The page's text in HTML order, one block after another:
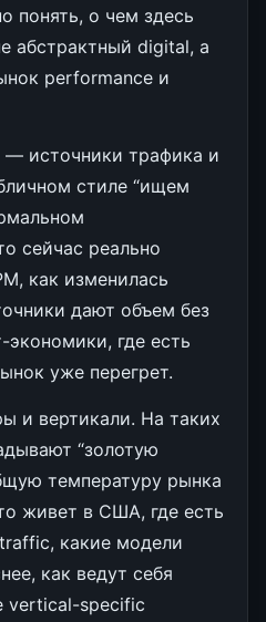
понять, о чем здесь
абстрактный digital, а
performance и
источники трафика и
стиле “ищем
сейчас реально
как изменилась
дают объем без
экономики, где есть
уже перегрет.
и вертикали. На таких
“золотую
температуру рынка
живет в США, где есть
какие модели
как ведут себя
vertical-specific